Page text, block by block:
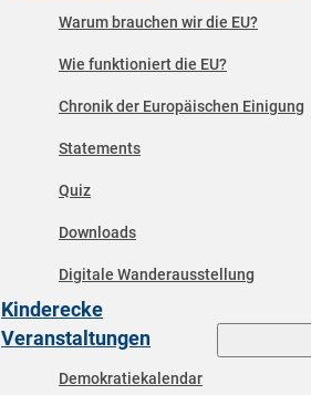
Warum brauchen wir die EU?
Wie funktioniert die EU?
Chronik der Europäischen Einigung
Statements
Quiz
Downloads
Digitale Wanderausstellung
Kinderecke
Veranstaltungen
Demokratiekalendar